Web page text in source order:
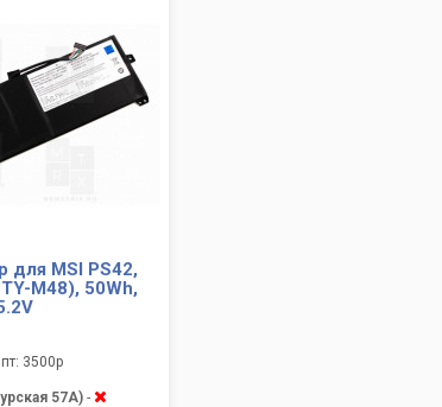
для MSI PS42,
M48), 50Wh,
3500р
57А) -